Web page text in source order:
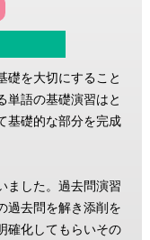
礎を大切にすること
単語の基礎演習はと
基礎的な部分を完成
ました。過去問演習
過去問を解き添削を
確化してもらいその